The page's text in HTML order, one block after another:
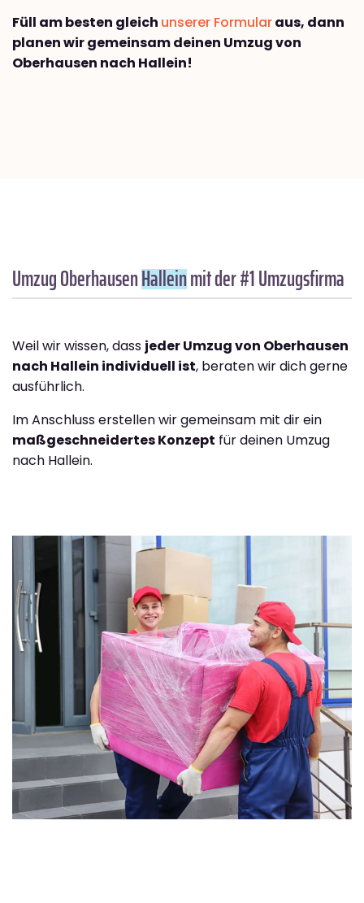
Füll am besten gleich unserer Formularaus, dann
planen wir gemeinsam deinen Umzug von
Oberhausen nach Hallein!
Umzug OberhausenHalleinmit der #1 Umzugsfirma
Weil wir wissen, dass jeder Umzug von Oberhausen
nach Hallein individuell ist, beraten wir dich gerne
ausführlich.
Im Anschluss erstellen wir gemeinsam mit dir ein
maßgeschneidertes Konzept für deinen Umzug
nach Hallein.